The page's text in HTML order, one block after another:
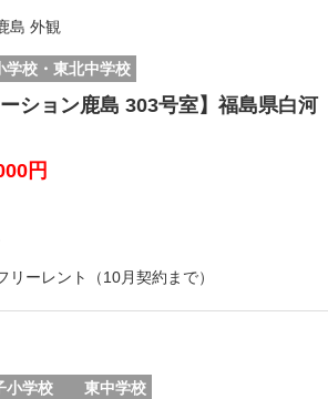
学校・東北中学校
ーション鹿島 303号室】福島県白河
円
ーレント（10月契約まで）
小学校 東中学校